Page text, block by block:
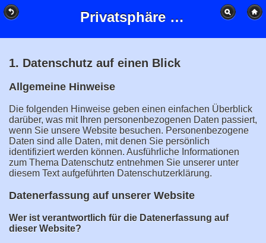
Privatsphäre und Datenschutz - Privatsphäre und Datenschutz
1. Datenschutz auf einen Blick
Allgemeine Hinweise
Die folgenden Hinweise geben einen einfachen Überblick
darüber, was mit Ihren personenbezogenen Daten passiert,
wenn Sie unsere Website besuchen. Personenbezogene
Daten sind alle Daten, mit denen Sie persönlich
identifiziert werden können. Ausführliche Informationen
zum Thema Datenschutz entnehmen Sie unserer unter
diesem Text aufgeführten Datenschutzerklärung.
Datenerfassung auf unserer Website
Wer ist verantwortlich für die Datenerfassung auf
dieser Website?